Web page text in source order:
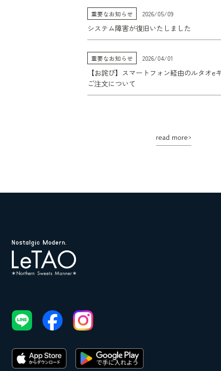
重要なお知らせ 2026/05/09
システム障害が復旧いたしました
重要なお知らせ 2026/04/01
【お詫び】スマートフォン経由のルタオe
ご注文について
read more